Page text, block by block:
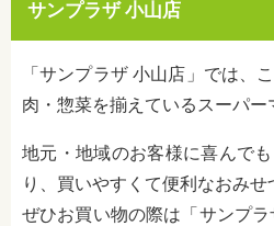
サンプラザ 小山店
「サンプラザ 小山店」では、
肉・惣菜を揃えているスーパー
地元・地域のお客様に喜んで
り、買いやすくて便利なおみせ
ぜひお買い物の際は「サンプ